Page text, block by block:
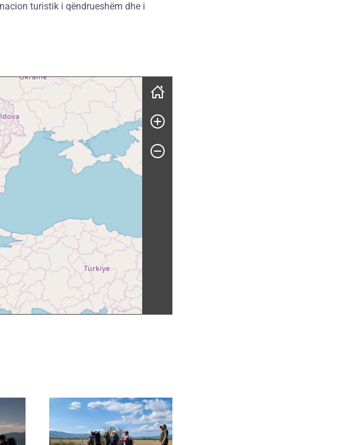
turistik i qëndrueshëm dhe i